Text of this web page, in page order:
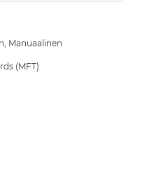
Manuaalinen
(MFT)